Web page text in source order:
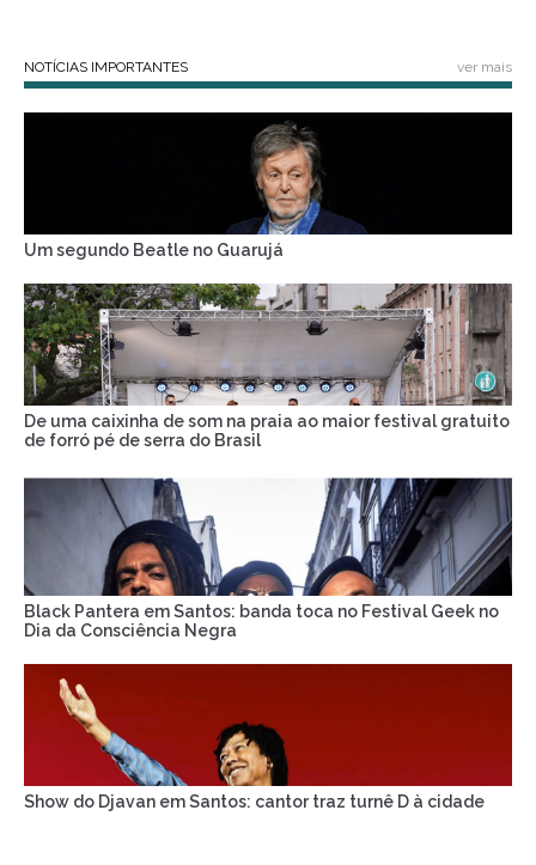
NOTÍCIAS IMPORTANTES ver mais
Um segundo Beatle no Guarujá
De uma caixinha de som na praia ao maior festival gratuito
de forró pé de serra do Brasil
Black Pantera em Santos: banda toca no Festival Geek no
Dia da Consciência Negra
Show do Djavan em Santos: cantor traz turnê D à cidade